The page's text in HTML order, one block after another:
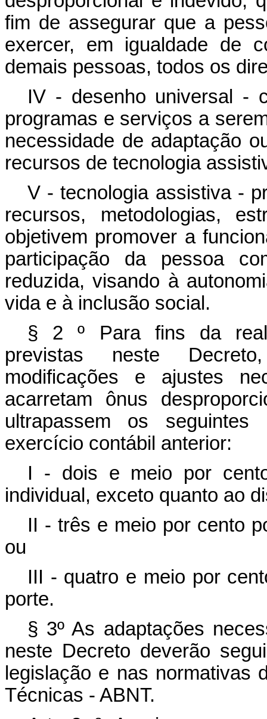
fim de assegurar que a
exercer, em igualdade de
demais pessoas, todos os
IV - desenho universal -
programas e serviços a
necessidade de adaptação
recursos de tecnologia
V - tecnologia assistiva -
recursos, metodologias,
objetivem promover a
participação da pessoa
reduzida, visando à
vida e à inclusão social.
§ 2º Para fins da
previstas neste
modificações e ajustes
acarretam ônus
ultrapassem os
exercício contábil anterior:
I - dois e meio por
individual, exceto quanto ao
II - três e meio por cento
ou
III - quatro e meio por
porte.
§ 3º As adaptações
neste Decreto deverão
legislação e nas normativas
Técnicas - ABNT.